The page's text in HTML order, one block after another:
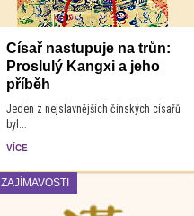
Císař nastupuje na trůn:
Proslulý Kangxi a jeho
příběh
Jeden z nejslavnějších čínských císařů
byl...
VÍCE
ZAJÍMAVOSTI